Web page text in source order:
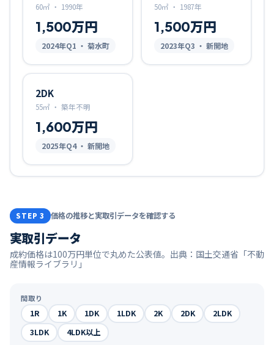
60㎡ ・ 1990年
1,500万円
2024年Q1 ・ 菊水町
50㎡ ・ 1987年
1,500万円
2023年Q3 ・ 新開地
2DK
55㎡ ・ 築年不明
1,600万円
2025年Q4・ 新開地
STEP 3 価格の推移と実取引データを確認する
実取引データ
成約価格は100万円単位で丸めた公表値。出典：国土交通省「不動
産情報ライブラリ」
間取り
1R 1K 1DK 1LDK 2K 2DK
2LDK
3LDK
4LDK以上